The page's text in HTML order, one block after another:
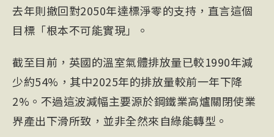
去年則撤回對2050年達標淨零的支持，直言這個
目標「根本不可能實現」。
截至目前，英國的溫室氣體排放量已較1990年減
少約54%，其中2025年的排放量較前一年下降
2%。不過這波減幅主要源於鋼鐵業高爐關閉使業
界產出下滑所致，並非全然來自綠能轉型。